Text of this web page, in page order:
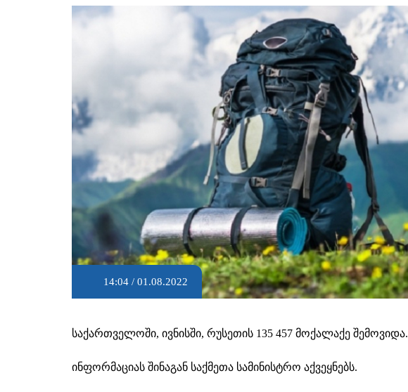
14:04 / 01.08.2022
საქართველოში, ივნისში, რუსეთის 135 457 მოქალაქე შემოვიდა.
ინფორმაციას შინაგან საქმეთა სამინისტრო აქვეყნებს.